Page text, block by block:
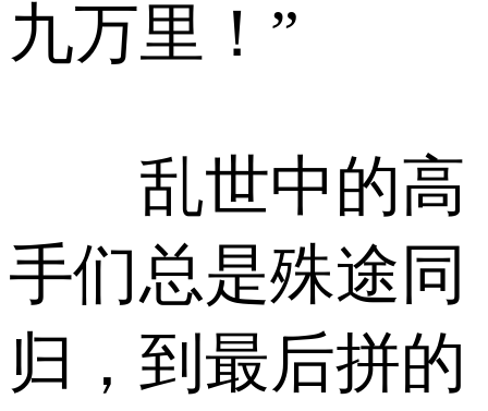
九万里！”
乱世中的高
手们总是殊途同
归，到最后拼的